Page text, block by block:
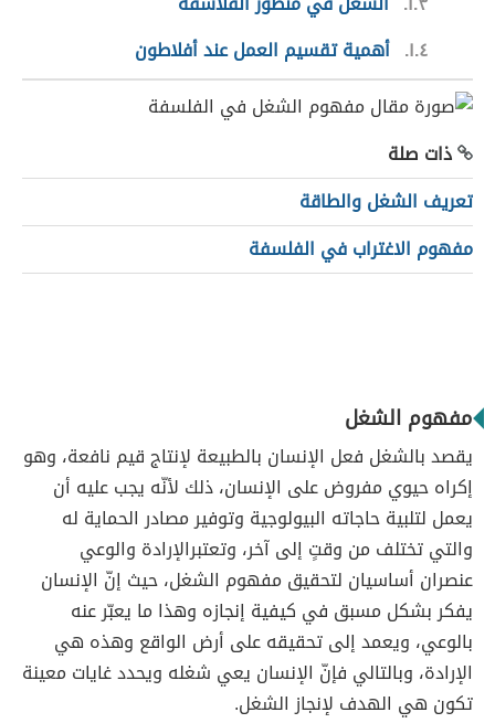
١.٤ أهمية تقسيم العمل عند أفلاطون
ذات صلة
تعريف الشغل والطاقة
مفهوم الاغتراب في الفلسفة
مفهوم الشغل
يقصد بالشغل فعل الإنسان بالطبيعة لإنتاج قيم نافعة، وهو
إكراه حيوي مفروض على الإنسان، ذلك لأنّه يجب عليه أن
يعمل لتلبية حاجاته البيولوجية وتوفير مصادر الحماية له
والتي تختلف من وقتٍ إلى آخر، وتعتبرالإرادة والوعي
عنصران أساسيان لتحقيق مفهوم الشغل، حيث إنّ الإنسان
يفكر بشكل مسبق في كيفية إنجازه وهذا ما يعبّر عنه
بالوعي، ويعمد إلى تحقيقه على أرض الواقع وهذه هي
الإرادة، وبالتالي فإنّ الإنسان يعي شغله ويحدد غايات معينة
تكون هي الهدف لإنجاز الشغل.